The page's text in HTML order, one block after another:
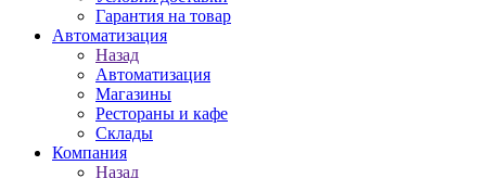
Гарантия на товар
Автоматизация
Назад
Автоматизация
Магазины
Рестораны и кафе
Склады
Компания
Назад